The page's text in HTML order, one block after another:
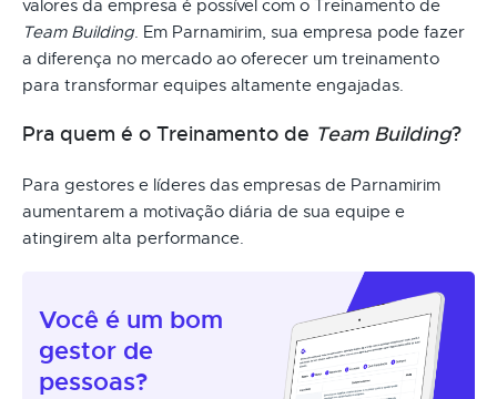
valores da empresa é possível com o Treinamento de
Team Building. Em Parnamirim, sua empresa pode fazer
a diferença no mercado ao oferecer um treinamento
para transformar equipes altamente engajadas.
Pra quem é o Treinamento de Team Building?
Para gestores e líderes das empresas de Parnamirim
aumentarem a motivação diária de sua equipe e
atingirem alta performance.
Você é um bom
gestor de
pessoas?